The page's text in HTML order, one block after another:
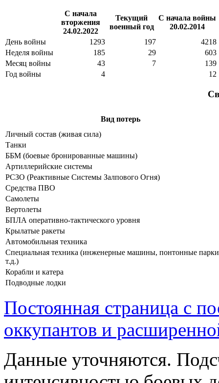
С начала
вторжения
24.02.2022
Текущий
военный год
С начала войны
20.02.2014
День войны
1293 197
4218
Неделя войны
185 29
603
Месяц войны
43 7
139
Год войны
4 12
Вид потерь
Личный состав (живая сила)
Танки
ББМ (боевые бронированные машины)
Артиллерийские системы
РСЗО (Реактивные Системы Залпового Огня)
Средства ПВО
Самолеты
Вертолеты
БПЛА оперативно-тактического уровня
Крылатые ракеты
Автомобильная техника
Специальная техника (инженерные машины, понтонные
т.д.)
Корабли и катера
Подводные лодки
Постоянная страница с
оккупантов и
Данные уточняются.